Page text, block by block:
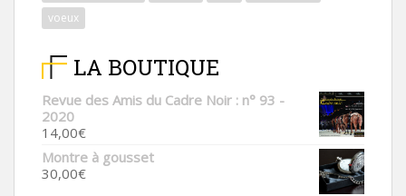
voeux
LA BOUTIQUE
Revue des Amis du Cadre Noir : n° 93 -
2020
14,00€
Montre à gousset
30,00€